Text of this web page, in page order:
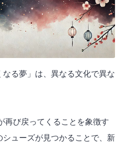
なる夢」は、異なる文化で異な
再び戻ってくることを象徴す
ューズが見つかることで、新